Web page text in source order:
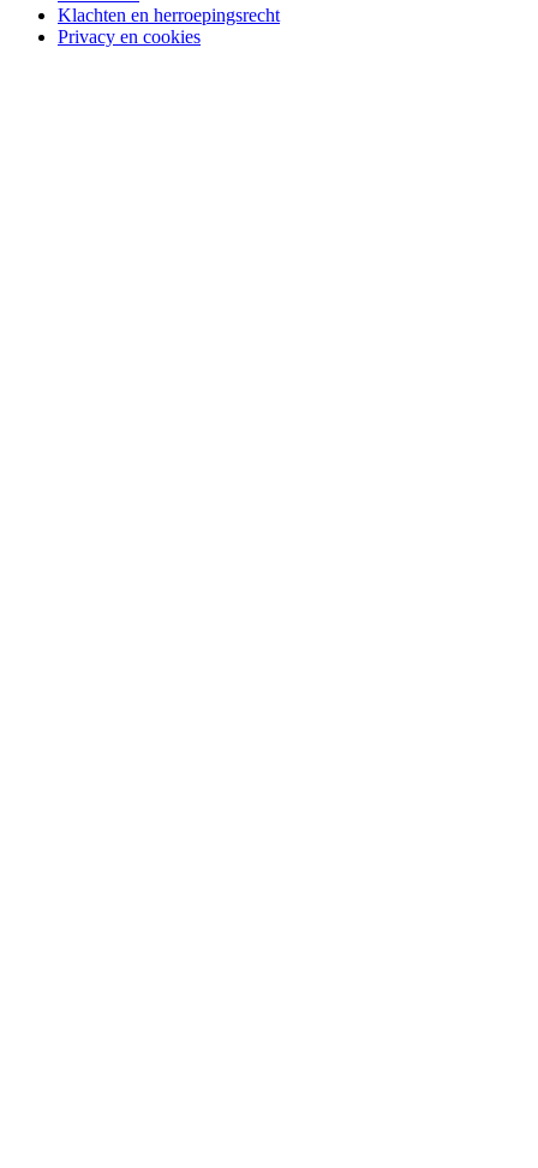
Klachten en herroepingsrecht
Privacy en cookies